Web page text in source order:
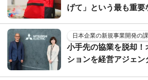
げて」という最も重要
日本企業の新規事業開発の
小手先の協業を脱却！
ションを経営アジェン